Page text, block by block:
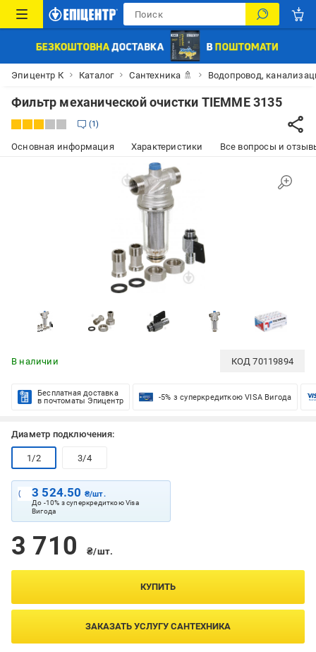
Эпицентр К Каталог Сантехника 🚿 Водопровод,
Фильтр механической очистки TIEMME 3135
1
Основная информация Характеристики Все вопросы и
В наличии КОД70119894
Бесплатная доставка
в почтоматы Эпицентр
-5% з суперкредиткою VISA Вигода
Диаметр подключения:
1/2 3/4
3 524.50 ₴/шт.
До -10% з суперкредиткою Visa
Вигода
3 710 ₴/шт.
КУПИТЬ
ЗАКАЗАТЬ УСЛУГУ САНТЕХНИКА